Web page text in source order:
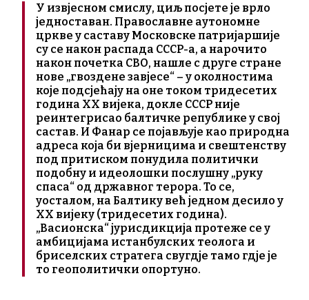
У извјесном смислу, циљ посјете је врло
једноставан. Православне аутономне
цркве у саставу Московске патријаршије
су се након распада СССР-а, а нарочито
након почетка СВО, нашле с друге стране
нове „гвоздене завјесе“ – у околностима
које подсјећају на оне током тридесетих
година ХХ вијека, докле СССР није
реинтегрисао балтичке републике у свој
састав. И Фанар се појављује као природна
адреса која би вјерницима и свештенству
под притиском понудила политички
подобну и идеолошки послушну „руку
спаса“ од државног терора. То се,
уосталом, на Балтику већ једном десило у
ХХ вијеку (тридесетих година).
„Васионска“ јурисдикција протеже се у
амбицијама истанбулских теолога и
бриселских стратега свугдје тамо гдје је
то геополитички опортуно.